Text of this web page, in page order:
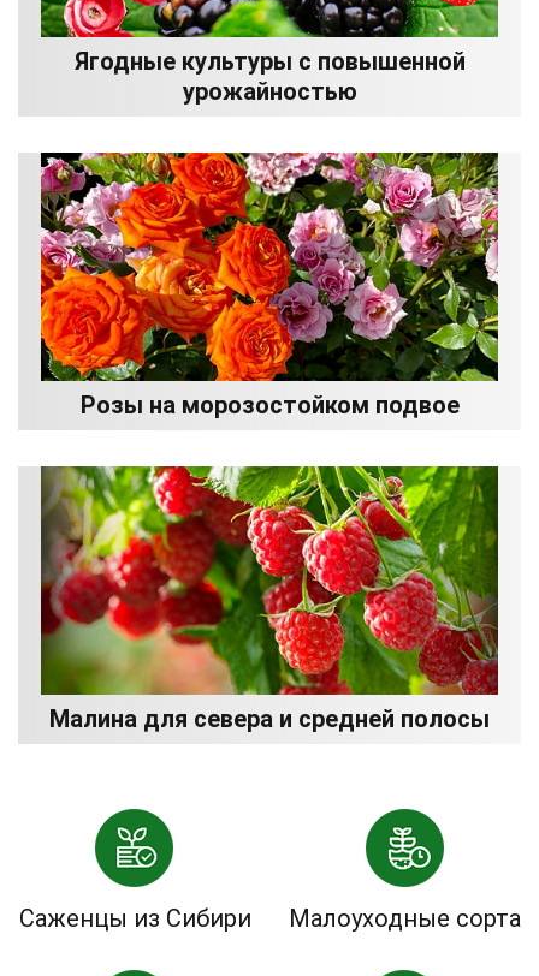
Ягодные культуры с повышенной
урожайностью
Розы на морозостойком подвое
Малина для севера и средней полосы
Саженцы из Сибири Малоуходные сорта